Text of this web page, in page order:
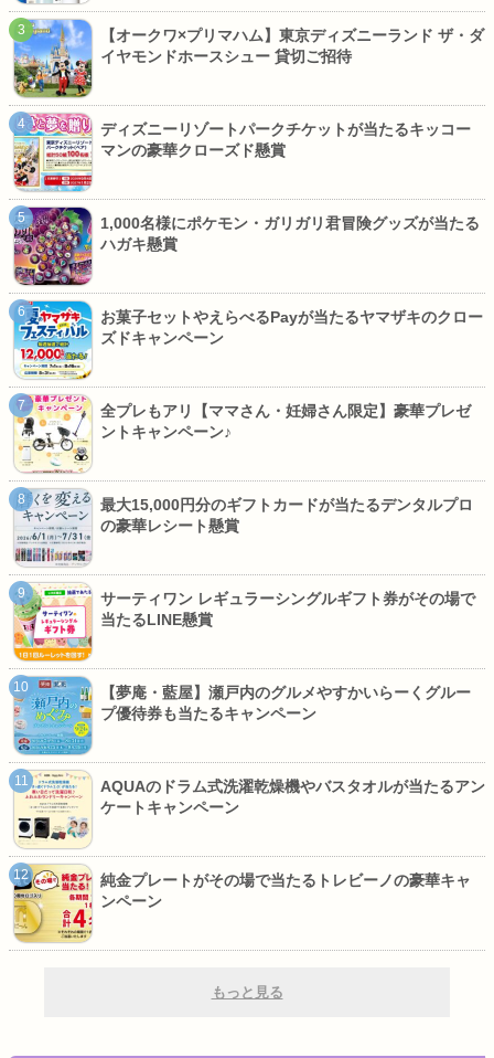
【オークワ×プリマハム】東京ディズニーランド ザ・ダ
イヤモンドホースシュー 貸切ご招待
ディズニーリゾートパークチケットが当たるキッコー
マンの豪華クローズド懸賞
1,000名様にポケモン・ガリガリ君冒険グッズが当たる
ハガキ懸賞
お菓子セットやえらべるPayが当たるヤマザキのクロー
ズドキャンペーン
全プレもアリ【ママさん・妊婦さん限定】豪華プレゼ
ントキャンペーン♪
最大15,000円分のギフトカードが当たるデンタルプロ
の豪華レシート懸賞
サーティワン レギュラーシングルギフト券がその場で
当たるLINE懸賞
【夢庵・藍屋】瀬戸内のグルメやすかいらーくグルー
プ優待券も当たるキャンペーン
AQUAのドラム式洗濯乾燥機やバスタオルが当たるアン
ケートキャンペーン
純金プレートがその場で当たるトレビーノの豪華キャ
ンペーン
もっと見る